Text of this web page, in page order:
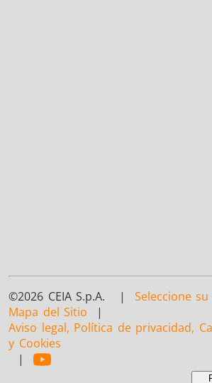
©2026 CEIA S.p.A. | Seleccione
Mapa del Sitio |
Aviso legal, Política de privacidad,
y Cookies
|